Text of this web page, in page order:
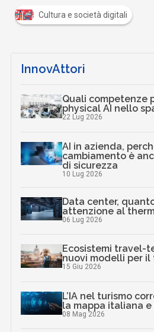
Cultura e società digitali
InnovAttori
Quali competenze
physical AI nello
22 Lug 2026
AI in azienda,
cambiamento è
di sicurezza
10 Lug 2026
Data center,
attenzione al
06 Lug 2026
Ecosistemi travel-
nuovi modelli per il
15 Giu 2026
L’IA nel turismo
la mappa italiana
08 Mag 2026